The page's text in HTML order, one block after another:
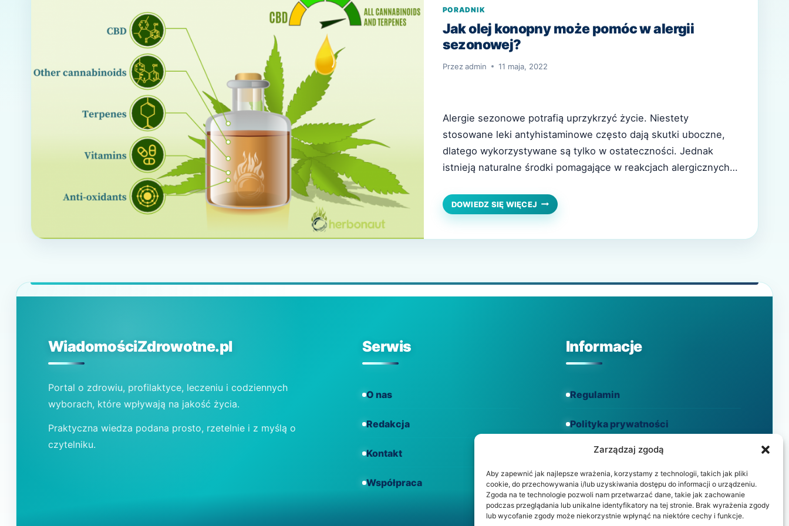
Zarządzaj zgodą
Aby zapewnić jak najlepsze wrażenia, korzystamy z technologii, takich jak pliki
cookie, do przechowywania i/lub uzyskiwania dostępu do informacji o urządzeniu.
Zgoda na te technologie pozwoli nam przetwarzać dane, takie jak zachowanie
podczas przeglądania lub unikalne identyfikatory na tej stronie. Brak wyrażenia zgody
lub wycofanie zgody może niekorzystnie wpłynąć na niektóre cechy i funkcje.
PORADNIK
Jak olej konopny może pomóc w alergii
sezonowej?
Przez admin 11 maja, 2022
Alergie sezonowe potrafią uprzykrzyć życie. Niestety
stosowane leki antyhistaminowe często dają skutki uboczne,
dlatego wykorzystywane są tylko w ostateczności. Jednak
istnieją naturalne środki pomagające w reakcjach alergicznych
i miejscowe w postaci sprayów do nosa lub kropli często
wywołują skutki uboczne u osób je stosujących. Takie objawy…
DOWIEDZ SIĘ WIĘCEJ JAK
OLEJ
SEZONOWEJ?
WiadomościZdrowotne.pl
Portal o zdrowiu, profilaktyce, leczeniu i codziennych
wyborach, które wpływają na jakość życia.
Praktyczna wiedza podana prosto, rzetelnie i z myślą o
czytelniku.
Serwis
O nas
Redakcja
Kontakt
Współpraca
Informacje
Regulamin
Polityka prywatności
Polityka cookies